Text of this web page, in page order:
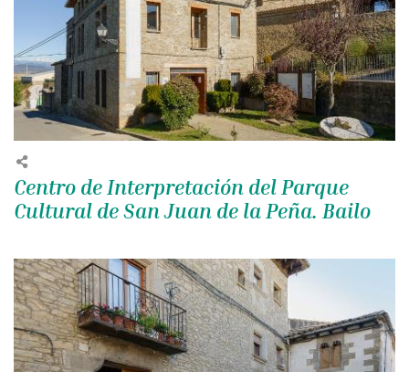
Centro de Interpretación del Parque
Cultural de San Juan de la Peña. Bailo